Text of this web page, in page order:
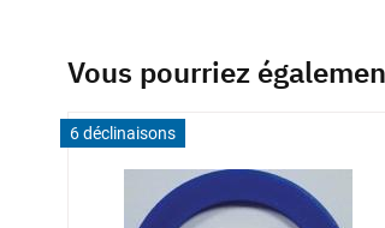
Vous pourriez
6 déclinaisons